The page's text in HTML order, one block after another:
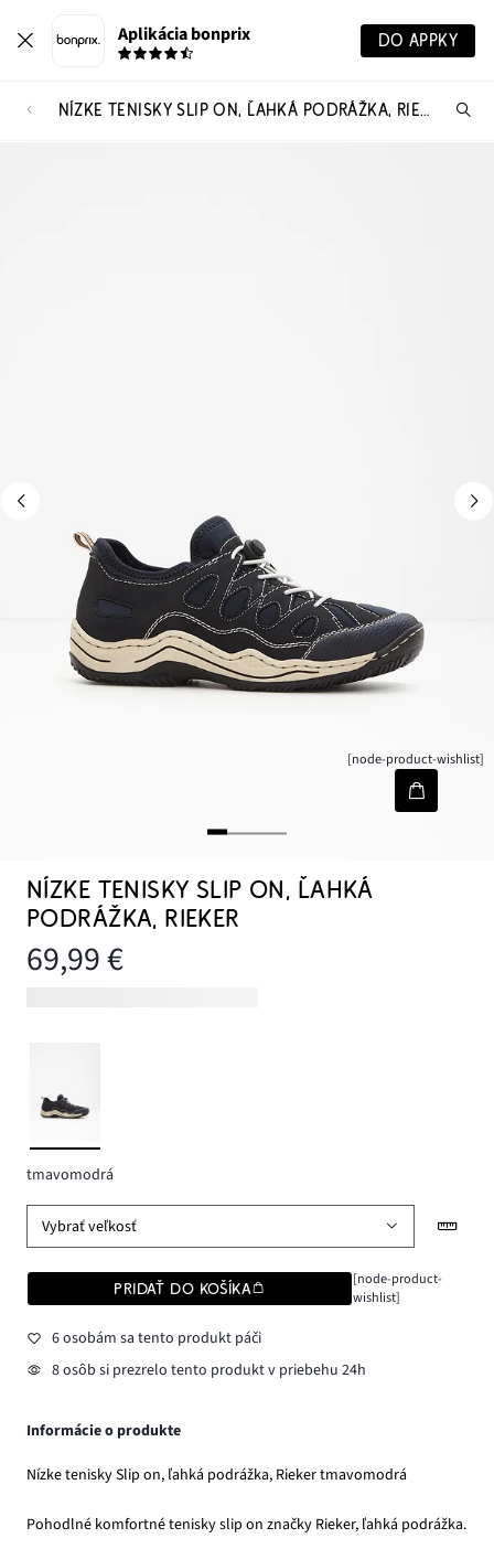
Aplikácia bonprix DO APPKY
NÍZKE TENISKY SLIP ON, ĽAHKÁ PODRÁŽKA, RIEKER
[node-product-wishlist]
NÍZKE TENISKY SLIP ON, ĽAHKÁ
PODRÁŽKA, RIEKER
69,99 €
tmavomodrá
Vybrať veľkosť
PRIDAŤ DO KOŠÍKA
[node-product-
wishlist]
6 osobám sa tento produkt páči
8 osôb si prezrelo tento produkt v priebehu 24h
Informácie o produkte
Nízke tenisky Slip on, ľahká podrážka, Rieker tmavomodrá
Pohodlné komfortné tenisky slip on značky Rieker, ľahká podrážka.